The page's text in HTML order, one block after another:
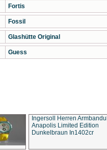
Fortis
Fossil
Glashütte Original
Guess
Ingersoll Herren
Anapolis Limited Edition
Dunkelbraun In1402cr